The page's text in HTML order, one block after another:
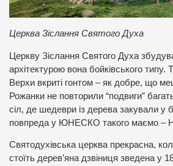
Церква Зіслання Святого Духа
Церкву Зіслання Святого Духа
архітектурою вона бойківського типу.
Верхи вкриті гонтом – як добре, що
Рожанки не повторили “подвиги”
сіл, де шедеври із дерева закували у
повпреда у ЮНЕСКО такого маємо –
Святодухівська церква прекрасна,
стоїть дерев’яна дзвіниця зведена у